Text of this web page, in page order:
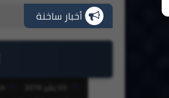
أخبار ساخنة